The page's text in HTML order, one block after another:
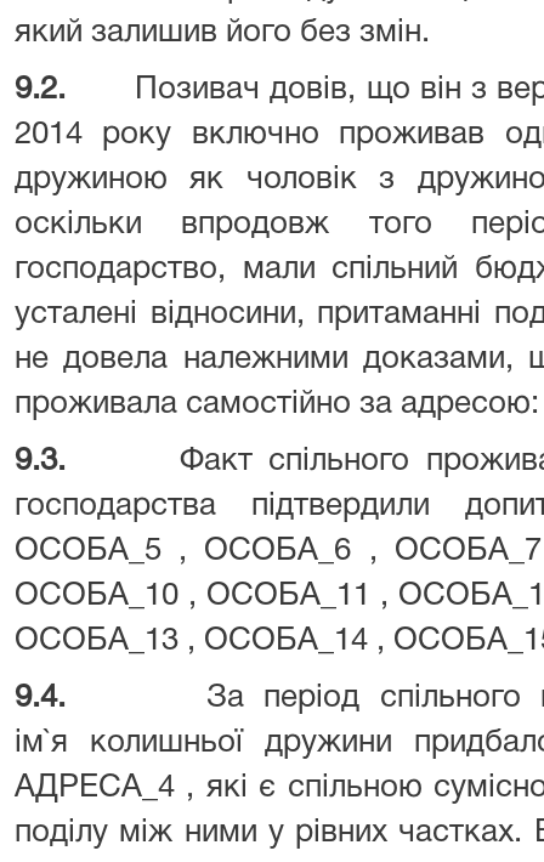
який залишив його без змін.
9.2.
Позивач довів, що він з
2014 року включно проживав
дружиною як чоловік з
оскільки впродовж того
господарство, мали спільний
усталені відносини, притаманні
не довела належними доказами,
проживала самостійно за
9.3. Факт спільного
господарства підтвердили
ОСОБА_5 , ОСОБА_6 ,
ОСОБА_10 , ОСОБА_11 ,
ОСОБА_13 , ОСОБА_14 ,
9.4. За період
ім`я колишньої дружини
АДРЕСА_4 , які є спільною
поділу між ними у рівних частках.